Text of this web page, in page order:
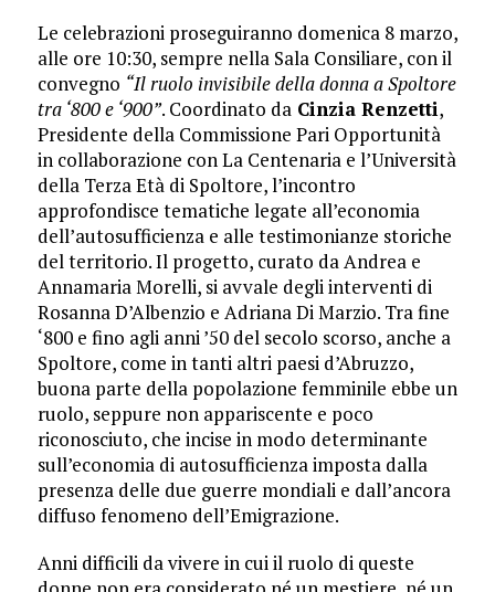
Le celebrazioni proseguiranno domenica 8 marzo,
alle ore 10:30, sempre nella Sala Consiliare, con il
convegno “Il ruolo invisibile della donna a Spoltore
tra ‘800 e ‘900”. Coordinato daCinzia Renzetti,
Presidente della Commissione Pari Opportunità
in collaborazione con La Centenaria e l’Università
della Terza Età di Spoltore, l’incontro
approfondisce tematiche legate all’economia
dell’autosufficienza e alle testimonianze storiche
del territorio. Il progetto, curato da Andrea e
Annamaria Morelli, si avvale degli interventi di
Rosanna D’Albenzio e Adriana Di Marzio. Tra fine
‘800 e fino agli anni ’50 del secolo scorso, anche a
Spoltore, come in tanti altri paesi d’Abruzzo,
buona parte della popolazione femminile ebbe un
ruolo, seppure non appariscente e poco
riconosciuto, che incise in modo determinante
sull’economia di autosufficienza imposta dalla
presenza delle due guerre mondiali e dall’ancora
diffuso fenomeno dell’Emigrazione.
Anni difficili da vivere in cui il ruolo di queste